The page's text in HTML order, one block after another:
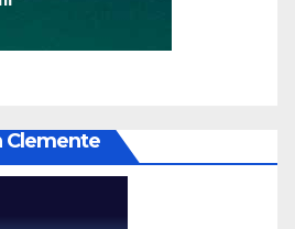
Clemente